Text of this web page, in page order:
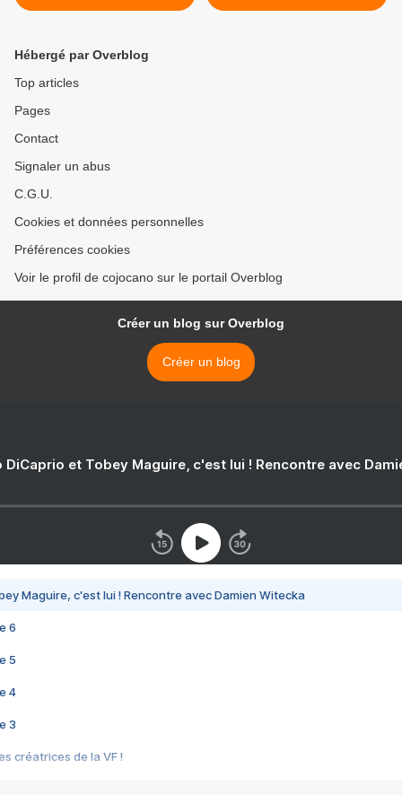
Hébergé par Overblog
Top articles
Pages
Contact
Signaler un abus
C.G.U.
Cookies et données personnelles
Préférences cookies
Voir le profil de cojocano sur le portail Overblog
Créer un blog sur Overblog
Créer un blog
DiCaprio et Tobey Maguire, c'est lui ! Rencontre avec
Maguire, c'est lui ! Rencontre avec Damien Witecka
6
5
4
3
créatrices de la VF !